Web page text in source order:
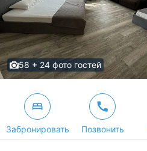
58 + 24 фото гостей
Забронировать Позвонить